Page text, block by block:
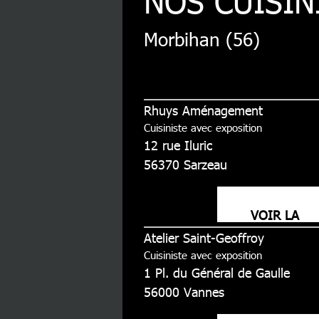
Morbihan (56)
Rhuys Aménagement
Cuisiniste avec exposition
12 rue Iluric
56370 Sarzeau
VOIR LA
FICHE
Atelier Saint-Geoffroy
Cuisiniste avec exposition
1 Pl. du Général de Gaulle
56000 Vannes